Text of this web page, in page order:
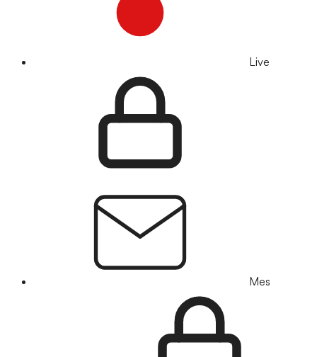
Live
Mes